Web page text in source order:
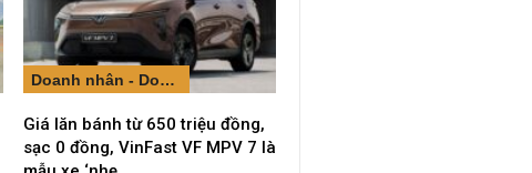
Doanh nhân - Doanh nghiệp
Giá lăn bánh từ 650 triệu đồng,
sạc 0 đồng, VinFast VF MPV 7 là